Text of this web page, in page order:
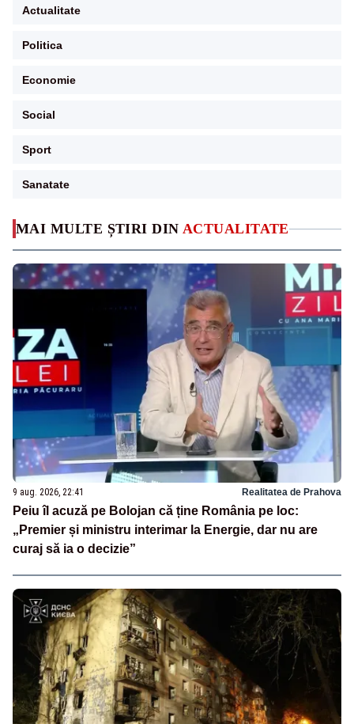
MAI MULTE ȘTIRI DIN ACTUALITATE
9 aug. 2026, 22:41 Realitatea de Prahova
Peiu îl acuză pe Bolojan că ține România pe loc:
„Premier și ministru interimar la Energie, dar nu are
curaj să ia o decizie”
Actualitate
Politica
Economie
Social
Sport
Sanatate